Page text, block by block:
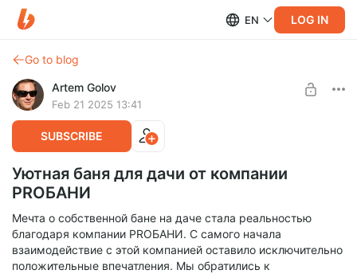
EN LOG IN
Go to blog
Artem Golov
Feb 21 2025 13:41
SUBSCRIBE
Уютная баня для дачи от компании
PROБАНИ
Мечта о собственной бане на даче стала реальностью
благодаря компании PROБАНИ. С самого начала
взаимодействие с этой компанией оставило исключительно
положительные впечатления. Мы обратились к